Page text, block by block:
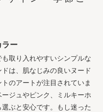
ラー
取り入れやすいシンプルな
は、肌なじみの良いヌード
のアートが注目されていま
ジュやピンク、ミルキーホ
ぶと安心です。もし迷った